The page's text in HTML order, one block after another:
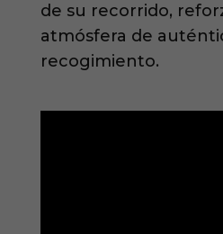
de su recorrido,
atmósfera de
recogimiento.